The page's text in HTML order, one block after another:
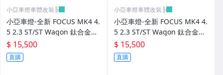
小亞車燈車體改裝╠
小亞車燈-全新 FOCUS MK4 4.
5 2.3 ST/ST Wagon 鈦合金高
效能強化MST加大進氣增壓管
$ 15,500
直購
小亞車燈車體改裝╠
小亞車燈-全新 FOCUS MK4 4.
5 2.3 ST/ST Wagon 鈦合金高
效能強化MST加大進氣增壓管
$ 15,500
直購